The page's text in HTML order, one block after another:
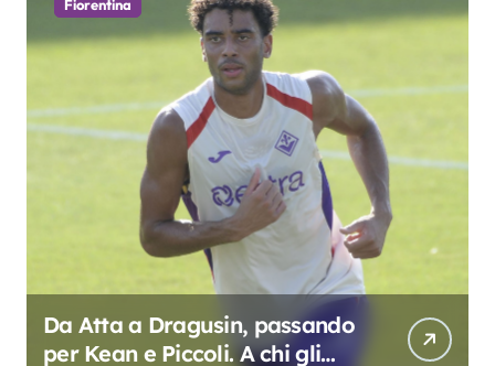
Fiorentina
Da Atta a Dragusin, passando
per Kean e Piccoli. A chi gli